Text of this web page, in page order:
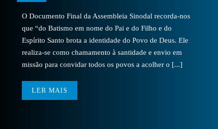
O Documento Final da Assembleia Sinodal recorda-nos
que “do Batismo em nome do Pai e do Filho e do
Espírito Santo brota a identidade do Povo de Deus. Ele
realiza-se como chamamento à santidade e envio em
missão para convidar todos os povos a acolher o [...]
LER MAIS